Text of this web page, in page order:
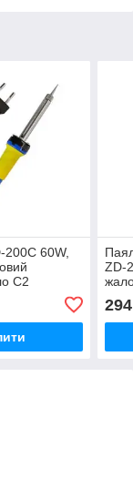
200C 60W,
C2
ZD-